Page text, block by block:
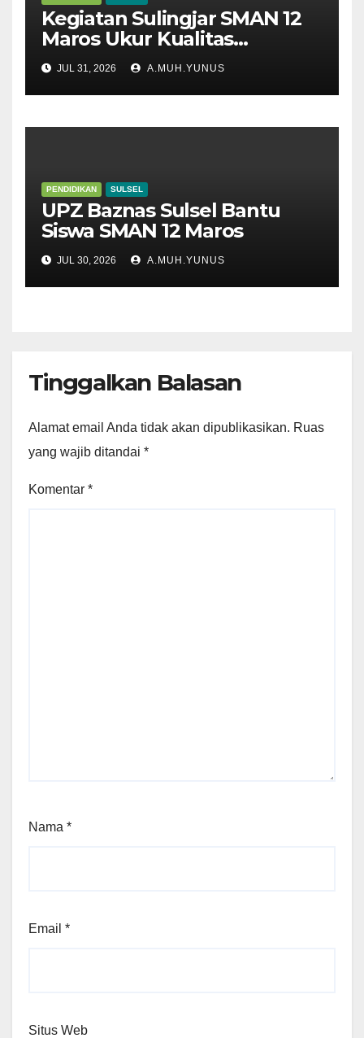
Kegiatan Sulingjar SMAN 12
Maros Ukur Kualitas
Pembelajaran
JUL 31, 2026 A.MUH.YUNUS
PENDIDIKAN SULSEL
UPZ Baznas Sulsel Bantu
Siswa SMAN 12 Maros
JUL 30, 2026 A.MUH.YUNUS
Tinggalkan Balasan
Alamat email Anda tidak akan dipublikasikan. Ruas
yang wajib ditandai *
Komentar *
Nama *
Email *
Situs Web